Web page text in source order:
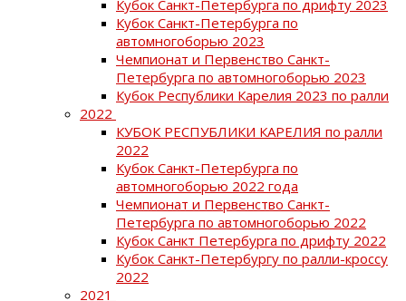
Кубок Санкт-Петербурга по дрифту 2023
Кубок Санкт-Петербурга по
автомногоборью 2023
Чемпионат и Первенство Санкт-
Петербурга по автомногоборью 2023
Кубок Республики Карелия 2023 по ралли
2022
КУБОК РЕСПУБЛИКИ КАРЕЛИЯ по ралли
2022
Кубок Санкт-Петербурга по
автомногоборью 2022 года
Чемпионат и Первенство Санкт-
Петербурга по автомногоборью 2022
Кубок Санкт Петербурга по дрифту 2022
Кубок Санкт-Петербургу по ралли-кроссу
2022
2021